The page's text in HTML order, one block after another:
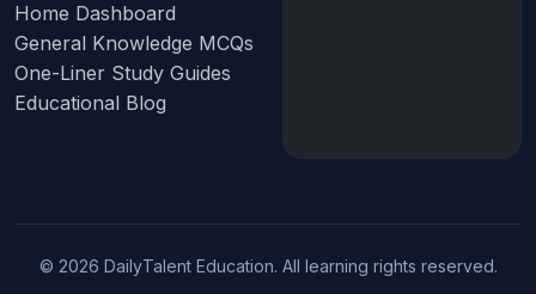
Home Dashboard
General Knowledge MCQs
One-Liner Study Guides
Educational Blog
© 2026 DailyTalent Education. All learning rights reserved.